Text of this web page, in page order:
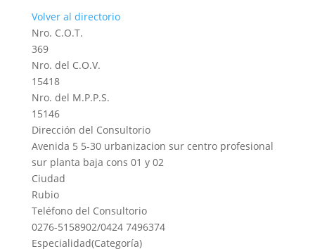
Volver al directorio
Nro. C.O.T.
369
Nro. del C.O.V.
15418
Nro. del M.P.P.S.
15146
Dirección del Consultorio
Avenida 5 5-30 urbanizacion sur centro profesional
sur planta baja cons 01 y 02
Ciudad
Rubio
Teléfono del Consultorio
0276-5158902/0424 7496374
Especialidad(Categoría)